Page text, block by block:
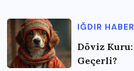
IĞDIR HABER
Döviz
Geçerli?